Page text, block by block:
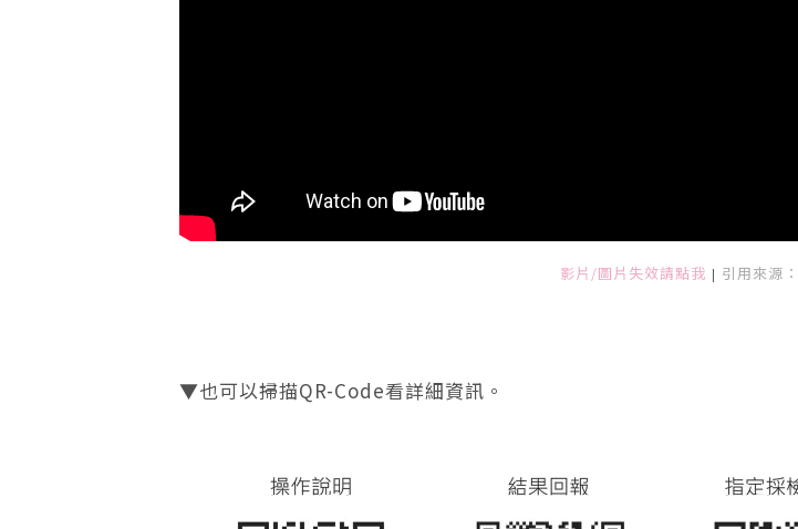
影片/圖片失效請點我 | 引用來源：
▼也可以掃描QR-Code看詳細資訊。